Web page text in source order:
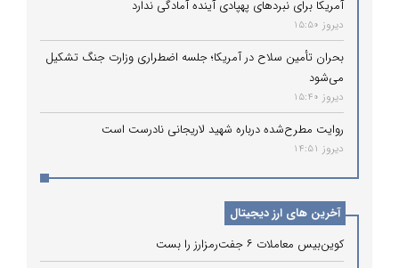
آمریکا برای نبردهای پهپادی آینده آمادگی ندارد
دیروز 15:50
بحران تأمین سلاح در آمریکا؛ جلسه اضطراری وزارت جنگ تشکیل
می‌شود
دیروز 15:40
روایت مطرح‌شده درباره شهید لاریجانی نادرست است
دیروز 14:51
آخرین های ارز دیجیتال
کوین‌بیس معاملات ۶ جفت‌رمزارز را بست